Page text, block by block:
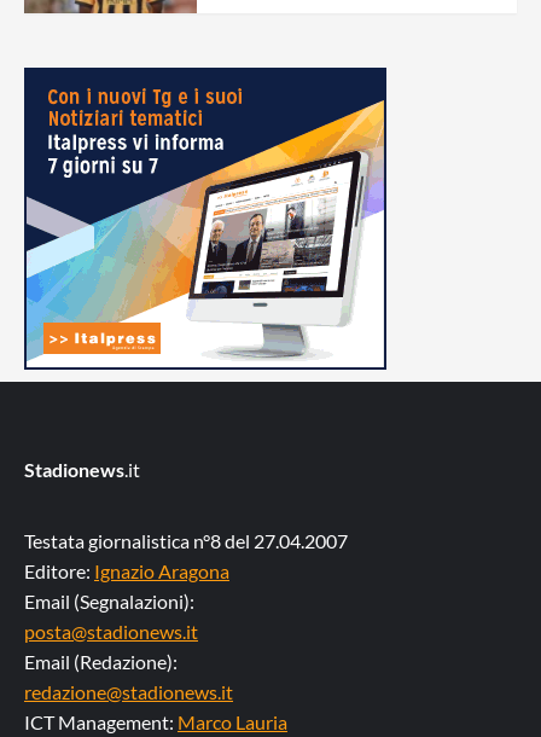
Stadionews.it
Testata giornalistica n°8 del 27.04.2007
Editore: Ignazio Aragona
Email (Segnalazioni):
posta@stadionews.it
Email (Redazione):
redazione@stadionews.it
ICT Management: Marco Lauria